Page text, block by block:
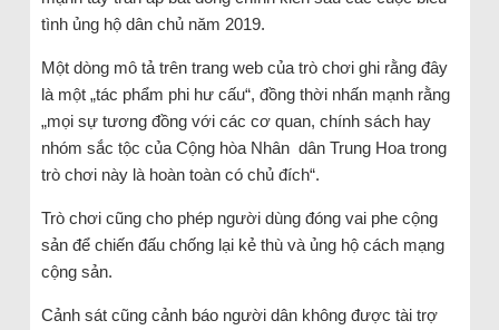
tình ủng hộ dân chủ năm 2019.
Một dòng mô tả trên trang web của trò chơi ghi rằng đây
là một „tác phẩm phi hư cấu“, đồng thời nhấn mạnh rằng
„mọi sự tương đồng với các cơ quan, chính sách hay
nhóm sắc tộc của Cộng hòa Nhân dân Trung Hoa trong
trò chơi này là hoàn toàn có chủ đích“.
Trò chơi cũng cho phép người dùng đóng vai phe cộng
sản để chiến đấu chống lại kẻ thù và ủng hộ cách mạng
cộng sản.
Cảnh sát cũng cảnh báo người dân không được tài trợ